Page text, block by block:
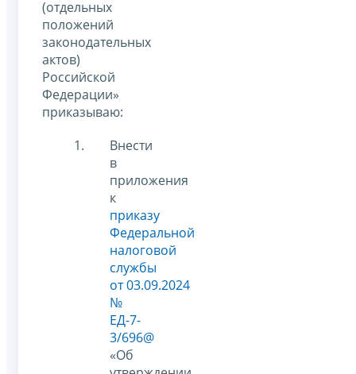
(отдельных
положений
законодательных
актов)
Российской
Федерации»
приказываю:
Внести
в
приложения
к
приказу
Федеральной
налоговой
службы
от 03.09.2024
№
ЕД-7-
3/696@
«Об